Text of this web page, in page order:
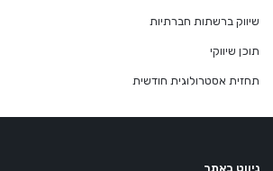
שיווק ברשתות חברתיות
תוכן שיווקי
תחזית אסטרולוגית חודשית
ניווט באתר